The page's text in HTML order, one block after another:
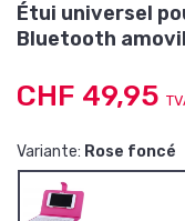
Étui universel
Bluetooth
CHF 49,95
Variante: Rose foncé